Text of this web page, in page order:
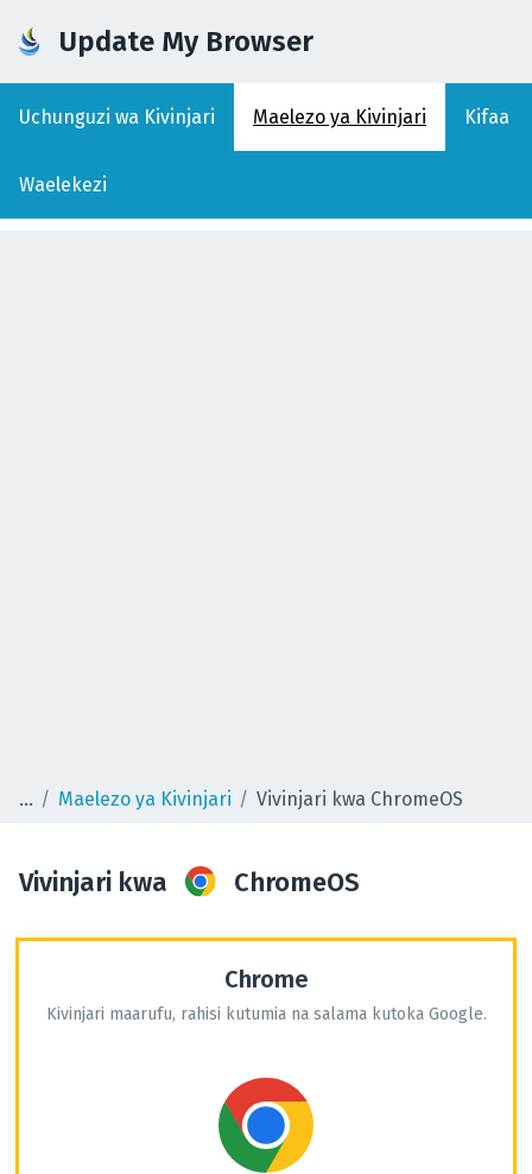
Update My Browser
Uchunguzi wa Kivinjari Maelezo ya Kivinjari Kifaa
Waelekezi
Maelezo ya Kivinjari Vivinjari kwa ChromeOS
Vivinjari kwa ChromeOS
Chrome
Kivinjari maarufu, rahisi kutumia na salama kutoka Google.